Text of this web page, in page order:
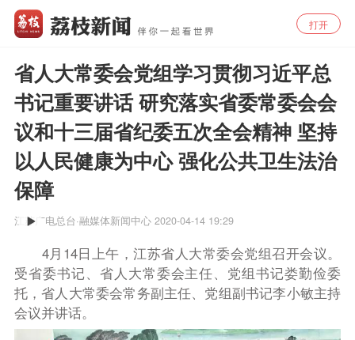
打开
省人大常委会党组学习贯彻习近平总
书记重要讲话 研究落实省委常委会会
议和十三届省纪委五次全会精神 坚持
以人民健康为中心 强化公共卫生法治
保障
江苏广电总台·融媒体新闻中心 2020-04-14 19:29
4月14日上午，江苏省人大常委会党组召开会议。
受省委书记、省人大常委会主任、党组书记娄勤俭委
托，省人大常委会常务副主任、党组副书记李小敏主持
会议并讲话。